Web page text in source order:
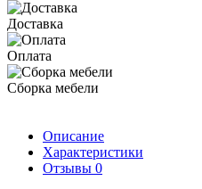
Доставка
Оплата
Сборка мебели
Описание
Характеристики
Отзывы 0